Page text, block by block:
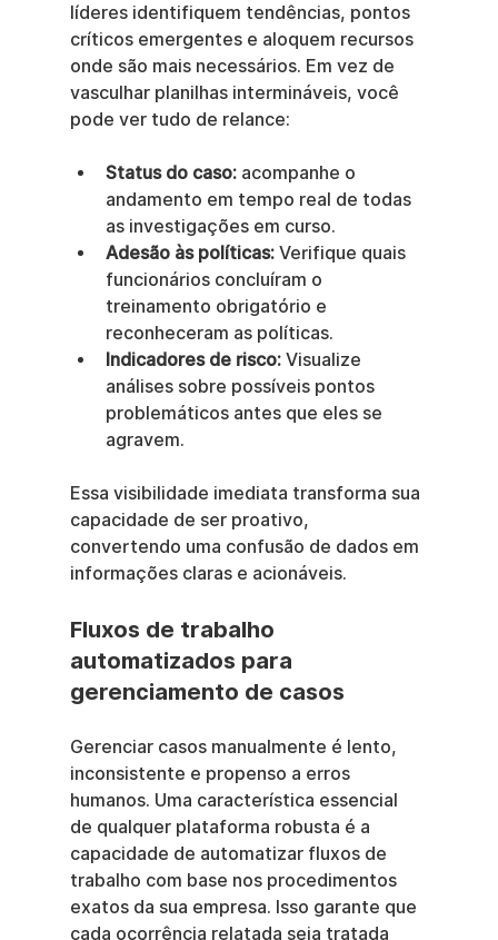
líderes identifiquem tendências, pontos
críticos emergentes e aloquem recursos
onde são mais necessários. Em vez de
vasculhar planilhas intermináveis, você
pode ver tudo de relance:
Status do caso: acompanhe o
andamento em tempo real de todas
as investigações em curso.
Adesão às políticas: Verifique quais
funcionários concluíram o
treinamento obrigatório e
reconheceram as políticas.
Indicadores de risco: Visualize
análises sobre possíveis pontos
problemáticos antes que eles se
agravem.
Essa visibilidade imediata transforma sua
capacidade de ser proativo,
convertendo uma confusão de dados em
informações claras e acionáveis.
Fluxos de trabalho
automatizados para
gerenciamento de casos
Gerenciar casos manualmente é lento,
inconsistente e propenso a erros
humanos. Uma característica essencial
de qualquer plataforma robusta é a
capacidade de automatizar fluxos de
trabalho com base nos procedimentos
exatos da sua empresa. Isso garante que
cada ocorrência relatada seja tratada